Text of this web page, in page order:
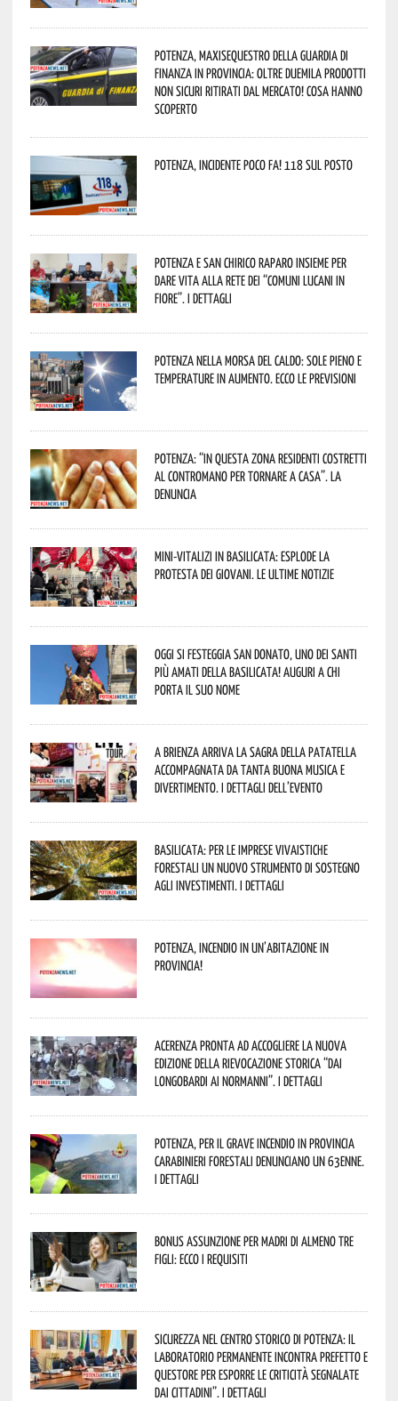
Potenza, maxisequestro della Guardia di
Finanza in provincia: oltre duemila prodotti
non sicuri ritirati dal mercato! Cosa hanno
scoperto
Potenza, incidente poco fa! 118 sul posto
Potenza e San Chirico Raparo insieme per
dare vita alla rete dei “Comuni Lucani in
Fiore”. I dettagli
Potenza nella morsa del caldo: sole pieno e
temperature in aumento. Ecco le previsioni
Potenza: “In questa zona residenti costretti
al contromano per tornare a casa”. La
denuncia
Mini-vitalizi in Basilicata: esplode la
protesta dei giovani. Le ultime notizie
Oggi si festeggia San Donato, uno dei Santi
più amati della Basilicata! Auguri a chi
porta il suo nome
A Brienza arriva la Sagra della Patatella
accompagnata da tanta buona musica e
divertimento. I dettagli dell’evento
Basilicata: per le imprese vivaistiche
forestali un nuovo strumento di sostegno
agli investimenti. I dettagli
Potenza, incendio in un’abitazione in
provincia!
Acerenza pronta ad accogliere la nuova
edizione della rievocazione storica “Dai
Longobardi ai Normanni”. I dettagli
Potenza, per il grave incendio in Provincia
Carabinieri forestali denunciano un 63enne.
I dettagli
Bonus assunzione per madri di almeno tre
figli: ecco i requisiti
Sicurezza nel Centro Storico di Potenza: il
Laboratorio Permanente incontra Prefetto e
Questore per esporre le criticità segnalate
dai cittadini”. I dettagli